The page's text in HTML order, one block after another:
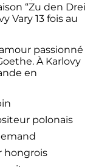
“Zu den Drei
Vary 13 fois au
passionné
À Karlovy
en
polonais
hongrois